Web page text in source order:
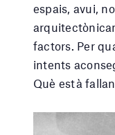
espais, avui,
factors. Per
intents
Què està